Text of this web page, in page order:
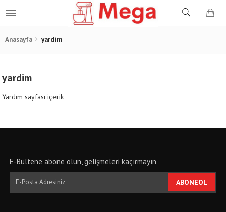
Anasayfa yardim
yardim
Yardım sayfası içerik
E-Bültene abone olun, gelişmeleri kaçırmayın
ABONEOL